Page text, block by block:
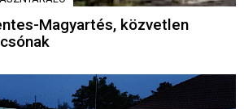
Magyartés, közvetlen